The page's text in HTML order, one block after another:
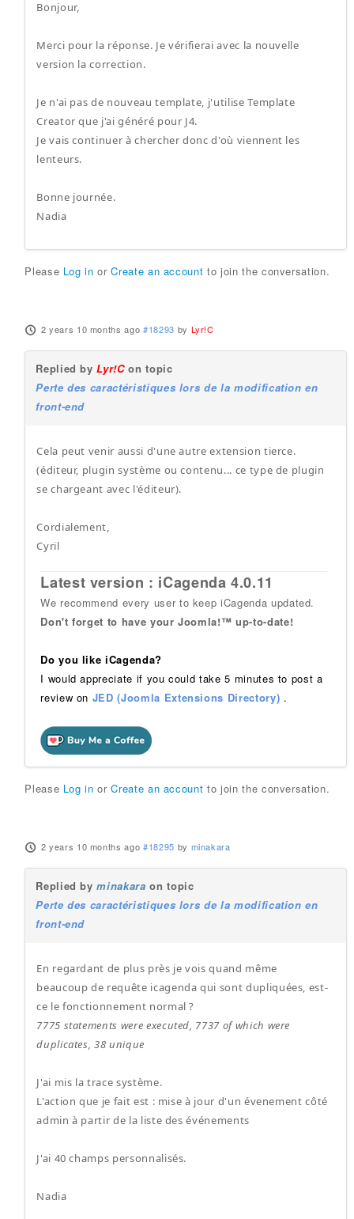
Bonjour,
Merci pour la réponse. Je vérifierai avec la nouvelle
version la correction.
Je n'ai pas de nouveau template, j'utilise Template
Creator que j'ai généré pour J4.
Je vais continuer à chercher donc d'où viennent les
lenteurs.
Bonne journée.
Nadia
Please Log in orCreate an account to join the conversation.
2 years 10 months ago #18293 by Lyr!C
Replied byLyr!Con topic
Perte des caractéristiques lors de la modification en
front-end
Cela peut venir aussi d'une autre extension tierce.
(éditeur, plugin système ou contenu... ce type de plugin
se chargeant avec l'éditeur).
Cordialement,
Cyril
Latest version : iCagenda 4.0.11
We recommend every user to keep iCagenda updated.
Don't forget to have your Joomla!™ up-to-date!
Do you like iCagenda?
I would appreciate if you could take 5 minutes to post a
review on JED (Joomla Extensions Directory) .
Please Log in orCreate an account to join the conversation.
2 years 10 months ago #18295 by minakara
Replied byminakara on topic
Perte des caractéristiques lors de la modification en
front-end
En regardant de plus près je vois quand même
beaucoup de requête icagenda qui sont dupliquées, est-
ce le fonctionnement normal ?
7775 statements were executed, 7737 of which were
duplicates, 38 unique
J'ai mis la trace système.
L'action que je fait est : mise à jour d'un évenement côté
admin à partir de la liste des événements
J'ai 40 champs personnalisés.
Nadia